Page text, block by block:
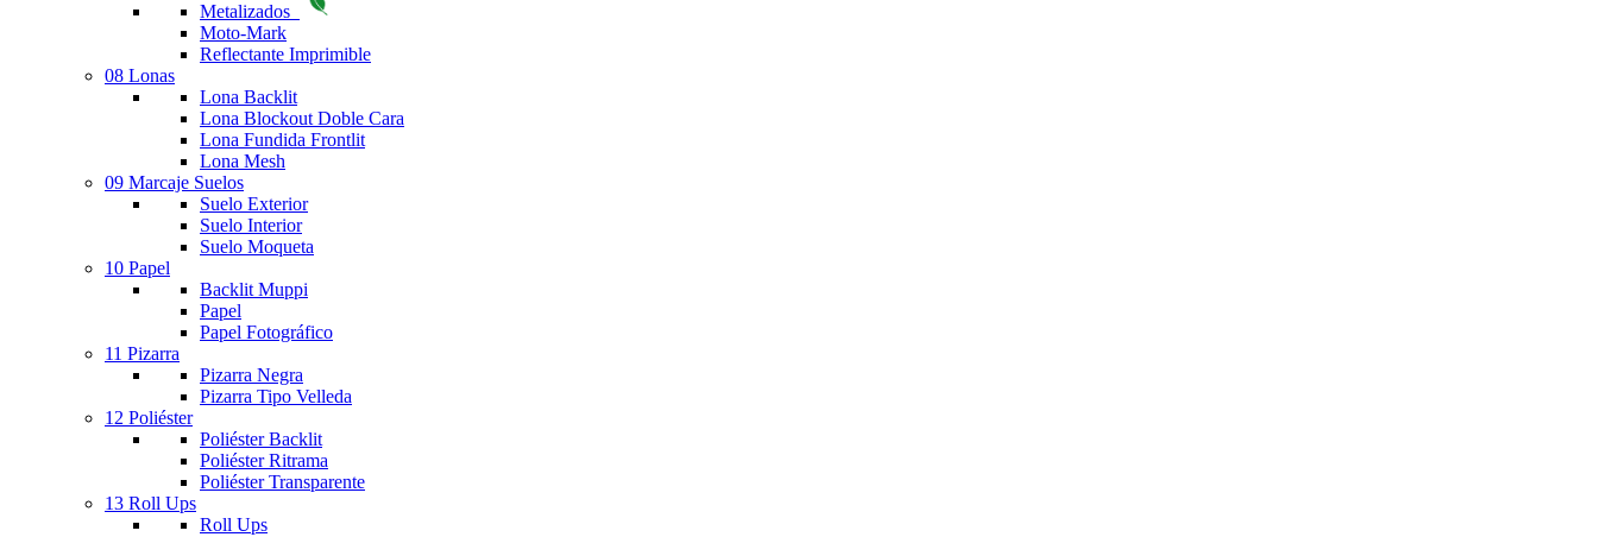
Metalizados
Moto-Mark
Reflectante Imprimible
08 Lonas
Lona Backlit
Lona Blockout Doble Cara
Lona Fundida Frontlit
Lona Mesh
09 Marcaje Suelos
Suelo Exterior
Suelo Interior
Suelo Moqueta
10 Papel
Backlit Muppi
Papel
Papel Fotográfico
11 Pizarra
Pizarra Negra
Pizarra Tipo Velleda
12 Poliéster
Poliéster Backlit
Poliéster Ritrama
Poliéster Transparente
13 Roll Ups
Roll Ups